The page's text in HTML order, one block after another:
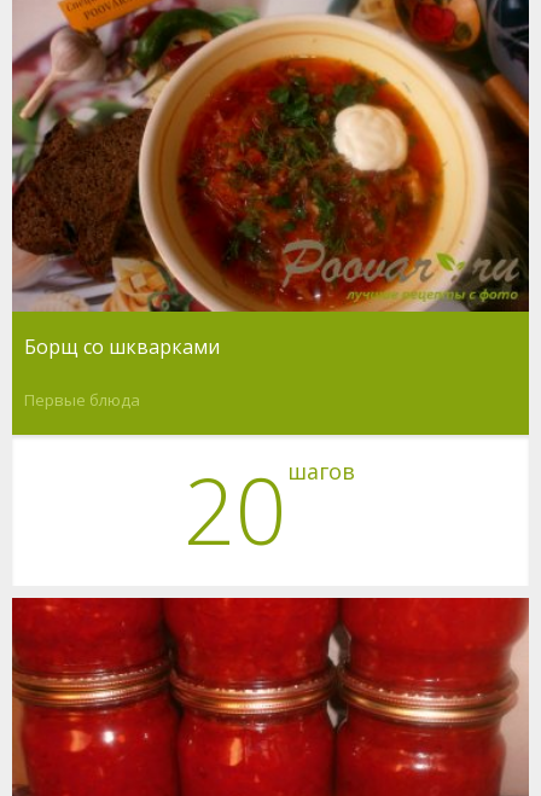
Борщ со шкварками
Первые блюда
20 шагов